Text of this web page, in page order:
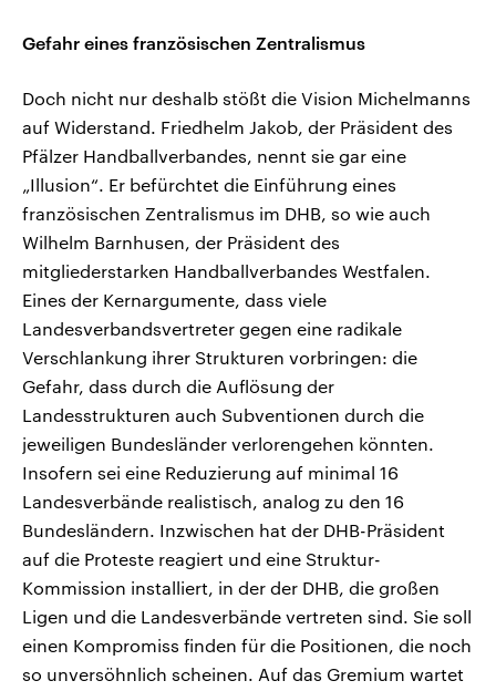
Gefahr eines französischen Zentralismus
Doch nicht nur deshalb stößt die Vision Michelmanns
auf Widerstand. Friedhelm Jakob, der Präsident des
Pfälzer Handballverbandes, nennt sie gar eine
„Illusion“. Er befürchtet die Einführung eines
französischen Zentralismus im DHB, so wie auch
Wilhelm Barnhusen, der Präsident des
mitgliederstarken Handballverbandes Westfalen.
Eines der Kernargumente, dass viele
Landesverbandsvertreter gegen eine radikale
Verschlankung ihrer Strukturen vorbringen: die
Gefahr, dass durch die Auflösung der
Landesstrukturen auch Subventionen durch die
jeweiligen Bundesländer verlorengehen könnten.
Insofern sei eine Reduzierung auf minimal 16
Landesverbände realistisch, analog zu den 16
Bundesländern. Inzwischen hat der DHB-Präsident
auf die Proteste reagiert und eine Struktur-
Kommission installiert, in der der DHB, die großen
Ligen und die Landesverbände vertreten sind. Sie soll
einen Kompromiss finden für die Positionen, die noch
so unversöhnlich scheinen. Auf das Gremium wartet